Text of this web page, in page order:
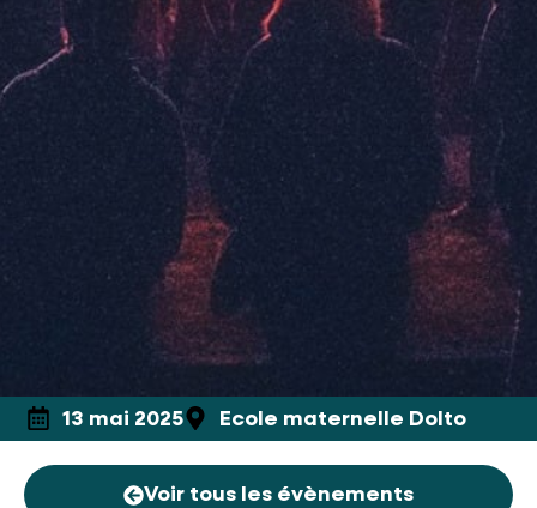
13 mai 2025 Ecole maternelle Dolto
Voir tous les évènements